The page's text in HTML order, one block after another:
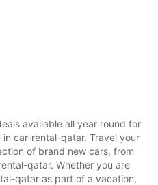
available all year round for
car-rental-qatar. Travel your
of brand new cars, from
qatar. Whether you are
qatar as part of a vacation,